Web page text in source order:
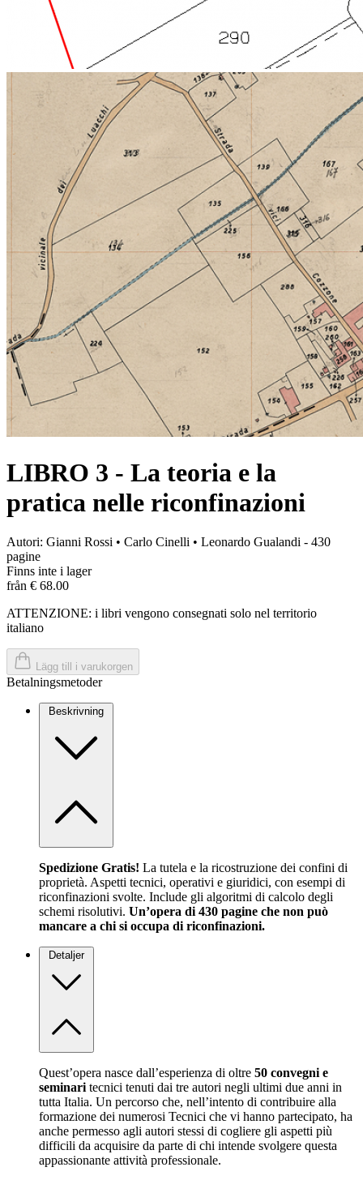
LIBRO 3 - La teoria e la
pratica nelle riconfinazioni
Autori: Gianni Rossi • Carlo Cinelli • Leonardo Gualandi - 430
pagine
Finns inte i lager
från € 68.00
ATTENZIONE: i libri vengono consegnati solo nel territorio
italiano
Lägg till i varukorgen
Betalningsmetoder
Beskrivning
Spedizione Gratis! La tutela e la ricostruzione dei confini di
proprietà. Aspetti tecnici, operativi e giuridici, con esempi di
riconfinazioni svolte. Include gli algoritmi di calcolo degli
schemi risolutivi. Un’opera di 430 pagine che non può
mancare a chi si occupa di riconfinazioni.
Detaljer
Quest’opera nasce dall’esperienza di oltre 50 convegni e
seminari tecnici tenuti dai tre autori negli ultimi due anni in
tutta Italia. Un percorso che, nell’intento di contribuire alla
formazione dei numerosi Tecnici che vi hanno partecipato, ha
anche permesso agli autori stessi di cogliere gli aspetti più
difficili da acquisire da parte di chi intende svolgere questa
appassionante attività professionale.